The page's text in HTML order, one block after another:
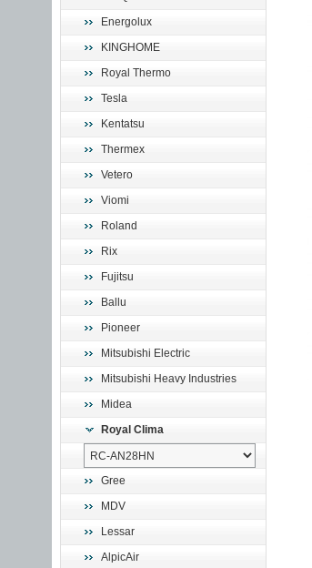
Energolux
KINGHOME
Royal Thermo
Tesla
Kentatsu
Thermex
Vetero
Viomi
Roland
Rix
Fujitsu
Ballu
Pioneer
Mitsubishi Electric
Mitsubishi Heavy Industries
Midea
Royal Clima
Gree
MDV
Lessar
AlpicAir